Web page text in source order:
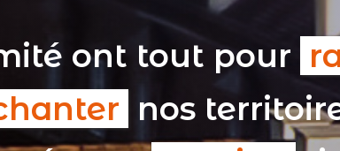
ont tout pour
nos